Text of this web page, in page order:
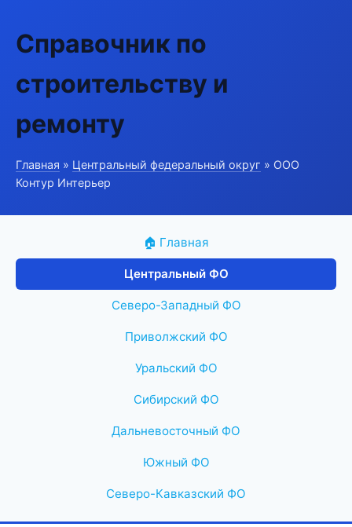
Справочник по
строительству и
ремонту
Главная » Центральный федеральный округ » ООО
Контур Интерьер
🏠 Главная
Центральный ФО
Северо-Западный ФО
Приволжский ФО
Уральский ФО
Сибирский ФО
Дальневосточный ФО
Южный ФО
Северо-Кавказский ФО